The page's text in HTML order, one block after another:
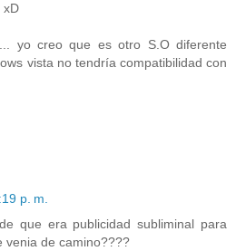
xD
yo creo que es otro S.O diferente
vista no tendría compatibilidad con
p. m.
que era publicidad subliminal para
venia de camino????